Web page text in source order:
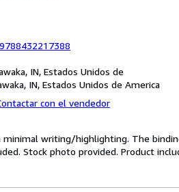
9788432217388
IN, Estados Unidos de
IN, Estados Unidos de America
con el vendedor
minimal writing/highlighting. The
Stock photo provided. Product